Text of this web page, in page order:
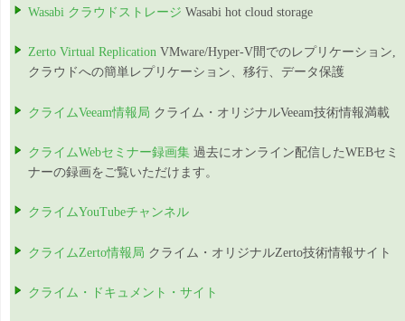
Wasabi クラウドストレージ Wasabi hot cloud storage
Zerto Virtual Replication VMware/Hyper-V間でのレプリケーション,
クラウドへの簡単レプリケーション、移行、データ保護
クライムVeeam情報局 クライム・オリジナルVeeam技術情報満載
クライムWebセミナー録画集 過去にオンライン配信したWEBセミ
ナーの録画をご覧いただけます。
クライムYouTubeチャンネル
クライムZerto情報局 クライム・オリジナルZerto技術情報サイト
クライム・ドキュメント・サイト